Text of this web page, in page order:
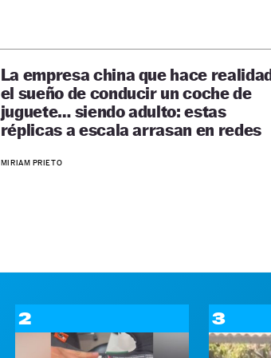
La empresa china que hace
el sueño de conducir un coche de
juguete… siendo adulto: estas
réplicas a escala arrasan en redes
MIRIAM PRIETO
2 3